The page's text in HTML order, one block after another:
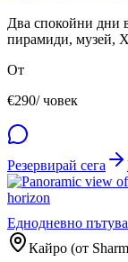
Два спокойни дни
пирамиди, музей,
От
€290/ човек
Резервирай сега
Еднодневно
Кайро (от